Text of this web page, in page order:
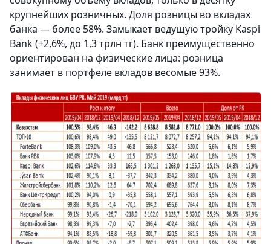
крупнейших розничных. Доля розницы во вкладах
банка — более 58%. Замыкает ведущую тройку Kaspi
Bank (+2,6%, до 1,3 трлн тг). Банк преимущественно
ориентирован на физические лица: розница
занимает в портфеле вкладов весомые 93%.